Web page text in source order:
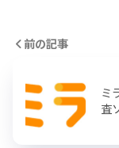
前の記事
ミ
査